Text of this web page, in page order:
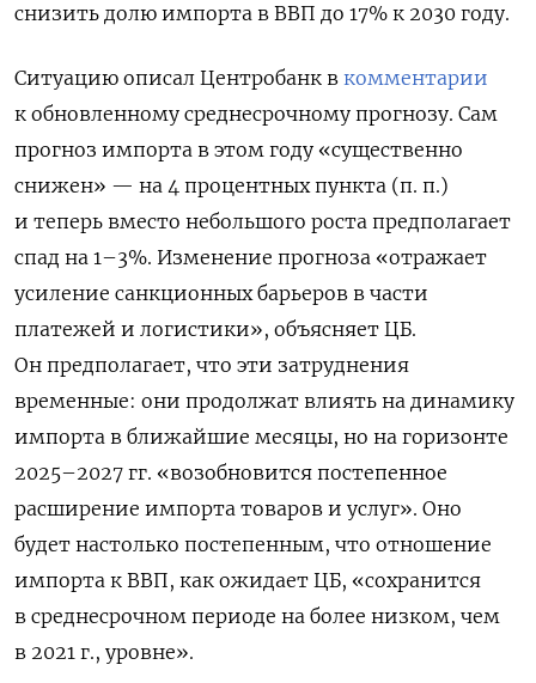
снизить долю импорта в ВВП до 17% к 2030 году.
Ситуацию описал Центробанк в комментарии
к обновленному среднесрочному прогнозу. Сам
прогноз импорта в этом году «существенно
снижен» — на 4 процентных пункта (п. п.)
и теперь вместо небольшого роста предполагает
спад на 1–3%. Изменение прогноза «отражает
усиление санкционных барьеров в части
платежей и логистики», объясняет ЦБ.
Он предполагает, что эти затруднения
временные: они продолжат влиять на динамику
импорта в ближайшие месяцы, но на горизонте
2025–2027 гг. «возобновится постепенное
расширение импорта товаров и услуг». Оно
будет настолько постепенным, что отношение
импорта к ВВП, как ожидает ЦБ, «сохранится
в среднесрочном периоде на более низком, чем
в 2021 г., уровне».